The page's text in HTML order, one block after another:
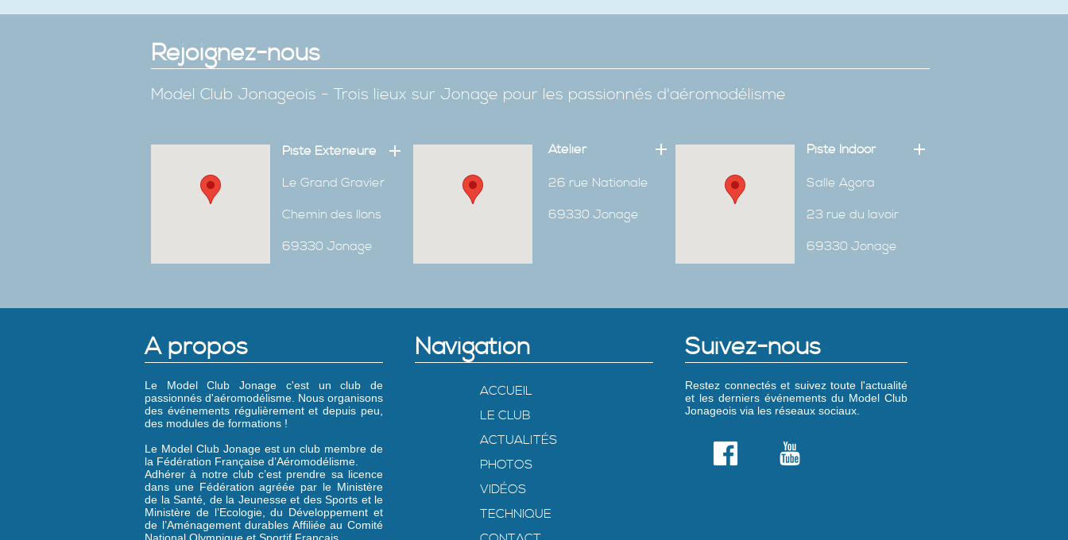
Rejoignez-nous
Model Club Jonageois - Trois lieux sur Jonage pour les passionnés d'aéromodélisme
Piste Extérieure
Le Grand Gravier
Chemin des Ilons
69330 Jonage
Atelier
26 rue Nationale
69330 Jonage
Piste Indoor
Salle Agora
23 rue du lavoir
69330 Jonage
A propos
Le Model Club Jonage c'est un club de
passionnés d'aéromodélisme. Nous organisons
des événements régulièrement et depuis peu,
des modules de formations !
Le Model Club Jonage est un club membre de
la Fédération Française d’Aéromodélisme.
Adhérer à notre club c’est prendre sa licence
dans une Fédération agréée par le Ministère
de la Santé, de la Jeunesse et des Sports et le
Ministère de l’Ecologie, du Développement et
de l’Aménagement durables Affiliée au Comité
Navigation
ACCUEIL
LE CLUB
ACTUALITÉS
PHOTOS
VIDÉOS
TECHNIQUE
Suivez-nous
Restez connectés et suivez toute l'actualité
et les derniers événements du Model Club
Jonageois via les réseaux sociaux.